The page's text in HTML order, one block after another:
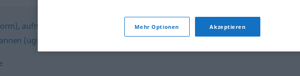
, aufnehmen kapieren (ugs.),erkennen (jemandem) eingehen
(ugs.)
Mehr Optionen Akzeptieren